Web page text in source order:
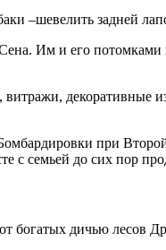
–шевелить задней
Им и его
при
семьей до сих пор
богатых дичью лесов